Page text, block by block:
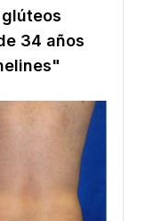
34 años